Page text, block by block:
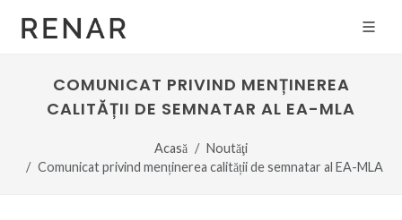
COMUNICAT PRIVIND MENȚINEREA
CALITĂȚII DE SEMNATAR AL EA-MLA
Acasă
Noutăţi
Comunicat privind menținerea calității de semnatar al EA-MLA